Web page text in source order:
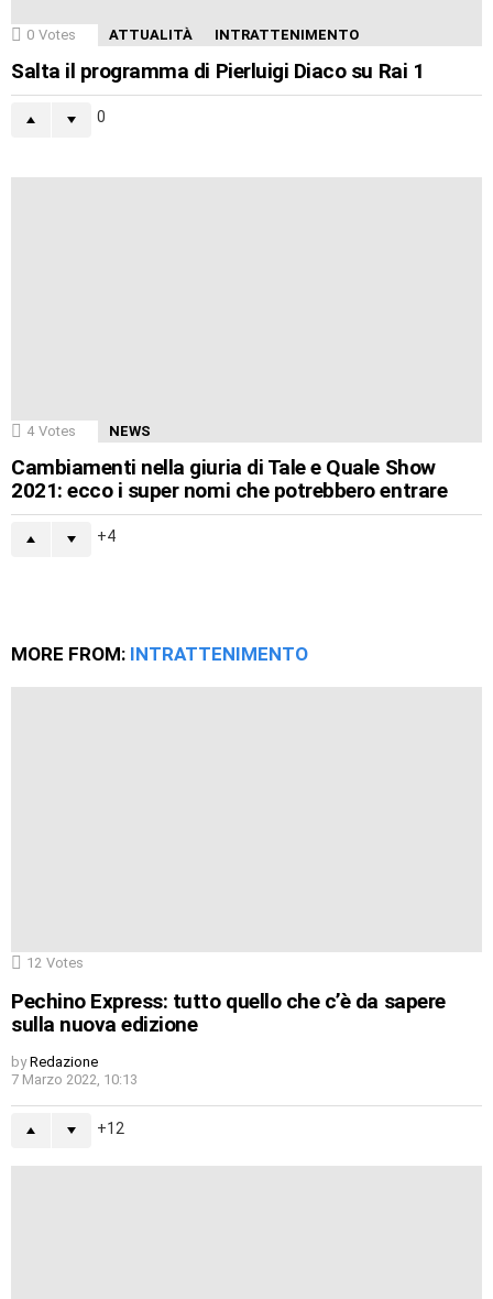
0 Votes ATTUALITÀ INTRATTENIMENTO
Salta il programma di Pierluigi Diaco su Rai 1
0
4 Votes NEWS
Cambiamenti nella giuria di Tale e Quale Show
2021: ecco i super nomi che potrebbero entrare
4
MORE FROM: INTRATTENIMENTO
12 Votes
Pechino Express: tutto quello che c’è da sapere
sulla nuova edizione
by Redazione
7 Marzo 2022, 10:13
12